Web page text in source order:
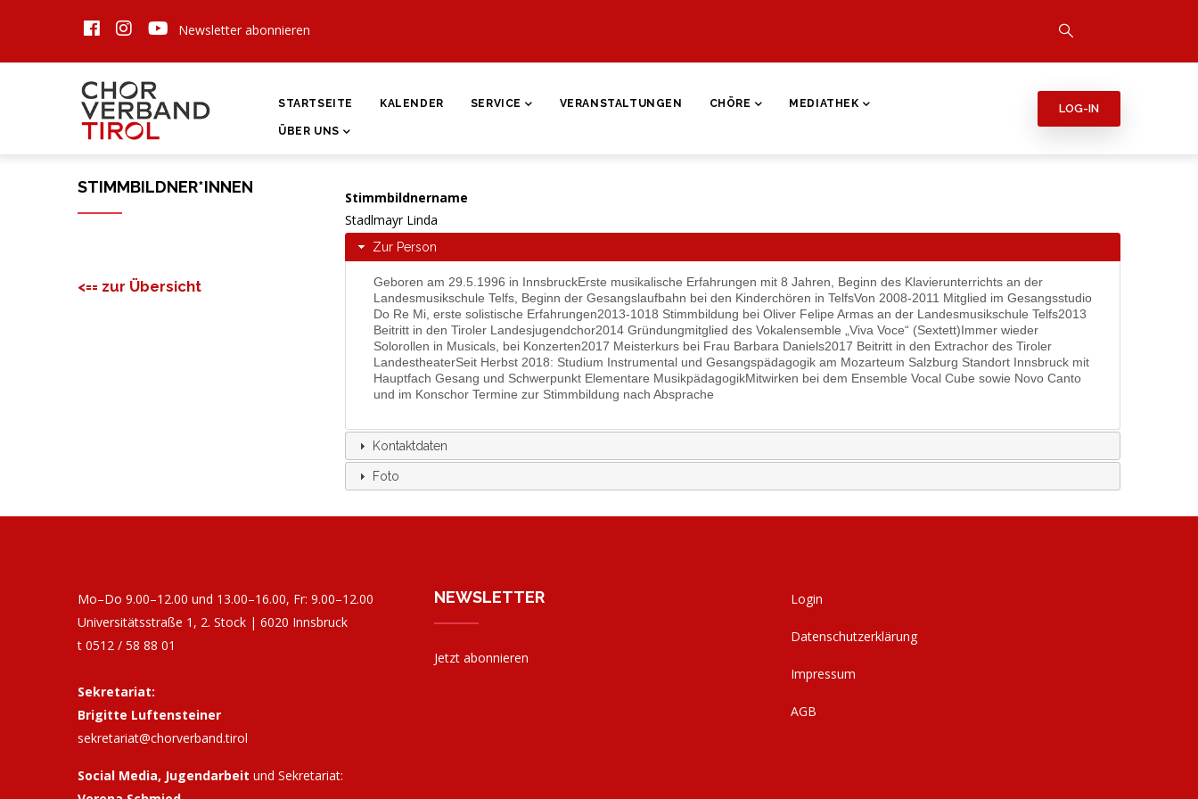
Newsletter abonnieren
HAUPTNAVIGATION
STARTSEITE KALENDER SERVICE VERANSTALTUNGEN CHÖRE MEDIATHEK
ÜBER UNS
LOG-IN
Stimmbildnername
Stadlmayr Linda
Zur Person
Geboren am 29.5.1996 in InnsbruckErste musikalische Erfahrungen mit 8 Jahren, Beginn des Klavierunterrichts an der
Landesmusikschule Telfs, Beginn der Gesangslaufbahn bei den Kinderchören in TelfsVon 2008-2011 Mitglied im Gesangsstudio
Do Re Mi, erste solistische Erfahrungen2013-1018 Stimmbildung bei Oliver Felipe Armas an der Landesmusikschule Telfs2013
Beitritt in den Tiroler Landesjugendchor2014 Gründungmitglied des Vokalensemble „Viva Voce“ (Sextett)Immer wieder
Solorollen in Musicals, bei Konzerten2017 Meisterkurs bei Frau Barbara Daniels2017 Beitritt in den Extrachor des Tiroler
LandestheaterSeit Herbst 2018: Studium Instrumental und Gesangspädagogik am Mozarteum Salzburg Standort Innsbruck mit
Hauptfach Gesang und Schwerpunkt Elementare MusikpädagogikMitwirken bei dem Ensemble Vocal Cube sowie Novo Canto
und im Konschor Termine zur Stimmbildung nach Absprache
Kontaktdaten
Foto
STIMMBILDNER*INNEN
<== zur Übersicht
Mo–Do 9.00–12.00 und 13.00–16.00, Fr: 9.00–12.00
Universitätsstraße 1, 2. Stock | 6020 Innsbruck
t 0512 / 58 88 01
Sekretariat:
Brigitte Luftensteiner
sekretariat@chorverband.tirol
Social Media, Jugendarbeit und Sekretariat:
NEWSLETTER
Jetzt abonnieren
Login
Datenschutzerklärung
Impressum
AGB